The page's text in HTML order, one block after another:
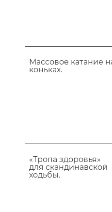
Массовое катание
коньках.
«Тропа здоровья»
для скандинавской
ходьбы.